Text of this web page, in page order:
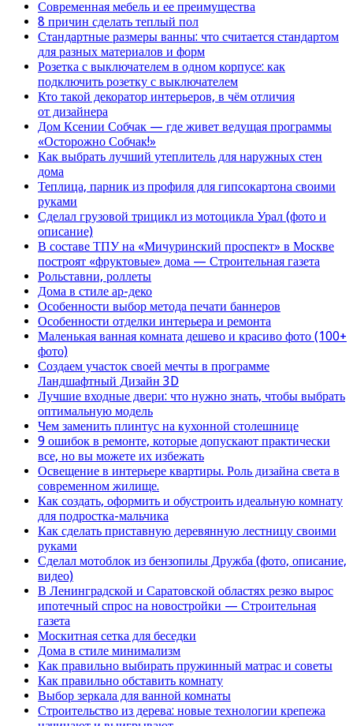
Современная мебель и ее преимущества
8 причин сделать теплый пол
Стандартные размеры ванны: что считается стандартом
для разных материалов и форм
Розетка с выключателем в одном корпусе: как
подключить розетку с выключателем
Кто такой декоратор интерьеров, в чём отличия
от дизайнера
Дом Ксении Собчак — где живет ведущая программы
«Осторожно Собчак!»
Как выбрать лучший утеплитель для наружных стен
дома
Теплица, парник из профиля для гипсокартона своими
руками
Сделал грузовой трицикл из мотоцикла Урал (фото и
описание)
В составе ТПУ на «Мичуринский проспект» в Москве
построят «фруктовые» дома — Строительная газета
Рольставни, роллеты
Дома в стиле ар-деко
Особенности выбор метода печати баннеров
Особенности отделки интерьера и ремонта
Маленькая ванная комната дешево и красиво фото (100+
фото)
Создаем участок своей мечты в программе
Ландшафтный Дизайн 3D
Лучшие входные двери: что нужно знать, чтобы выбрать
оптимальную модель
Чем заменить плинтус на кухонной столешнице
9 ошибок в ремонте, которые допускают практически
все, но вы можете их избежать
Освещение в интерьере квартиры. Роль дизайна света в
современном жилище.
Как создать, оформить и обустроить идеальную комнату
для подростка-мальчика
Как сделать приставную деревянную лестницу своими
руками
Сделал мотоблок из бензопилы Дружба (фото, описание,
видео)
В Ленинградской и Саратовской областях резко вырос
ипотечный спрос на новостройки — Строительная
газета
Москитная сетка для беседки
Дома в стиле минимализм
Как правильно выбирать пружинный матрас и советы
Как правильно обставить комнату
Выбор зеркала для ванной комнаты
Строительство из дерева: новые технологии крепежа